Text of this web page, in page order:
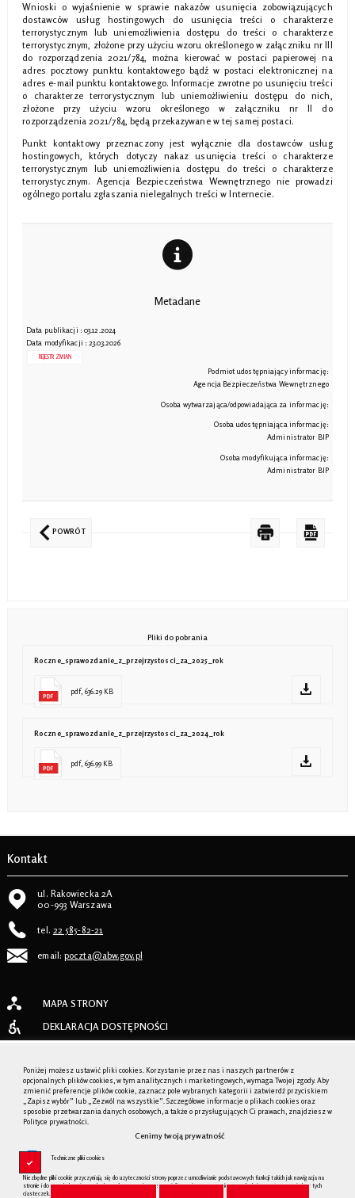
Wnioski o wyjaśnienie w sprawie nakazów usunięcia zobowiązujących
dostawców usług hostingowych do usunięcia treści o charakterze
terrorystycznym lub uniemożliwienia dostępu do treści o charakterze
terrorystycznym, złożone przy użyciu wzoru określonego w załączniku nr III
do rozporządzenia 2021/784, można kierować w postaci papierowej na
adres pocztowy punktu kontaktowego bądź w postaci elektronicznej na
adres e-mail punktu kontaktowego. Informacje zwrotne po usunięciu treści
o charakterze terrorystycznym lub uniemożliwieniu dostępu do nich,
złożone przy użyciu wzoru określonego w załączniku nr II do
rozporządzenia 2021/784, będą przekazywane w tej samej postaci.
Punkt kontaktowy przeznaczony jest wyłącznie dla dostawców usług
hostingowych, których dotyczy nakaz usunięcia treści o charakterze
terrorystycznym lub uniemożliwienia dostępu do treści o charakterze
terrorystycznym. Agencja Bezpieczeństwa Wewnętrznego nie prowadzi
ogólnego portalu zgłaszania nielegalnych treści w Internecie.
Metadane
Data publikacji : 03.12.2024
Data modyfikacji : 23.03.2026
REJESTR ZMIAN
Podmiot udostępniający informację:
Agencja Bezpieczeństwa Wewnętrznego
Osoba wytwarzająca/odpowiadająca za informację:
Osoba udostępniająca informację:
Administrator BIP
Osoba modyfikująca informację:
Administrator BIP
POWRÓT
Pliki do pobrania
Roczne_sprawozdanie_z_przejrzystosci_za_2025_rok
pdf, 636.29 KB
Roczne_sprawozdanie_z_przejrzystosci_za_2024_rok
pdf, 636.99 KB
Kontakt
ul. Rakowiecka 2A
00-993 Warszawa
tel. 22 585-82-21
email:poczta@abw.gov.pl
MAPA STRONY
DEKLARACJA DOSTĘPNOŚCI
REJESTR ZMIAN
REDAKCJA SERWISU
AGENCJA BEZPIECZEŃTWA WEWNĘTRZNEGO
BIP.GOV.PL
Poniżej możesz ustawić pliki cookies. Korzystanie przez nas i naszych partnerów z
opcjonalnych plików cookies, w tym analitycznych i marketingowych, wymaga Twojej zgody. Aby
zmienić preferencje plików cookie, zaznacz pole wybranych kategorii i zatwierdź przyciskiem
„Zapisz wybór” lub „Zezwól na wszystkie”. Szczegółowe informacje o plikach cookies oraz
sposobie przetwarzania danych osobowych, a także o przysługujących Ci prawach, znajdziesz w
Polityce prywatności.
Cenimy twoją prywatność
Techniczne pliki cookies
Niezbędne pliki cookie przyczyniają się do użyteczności strony poprzez umożliwianie podstawowych funkcji takich jak nawigacja na
stronie i dostęp do bezpiecznych obszarów strony internetowej. Strona internetowa nie może funkcjonować poprawnie bez tych
ciasteczek.